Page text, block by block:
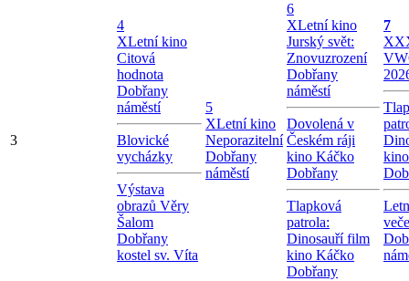
3
4
XLetní kino
Citová
hodnota
Dobřany
náměstí
Blovické
vycházky
Výstava
obrazů Věry
Šalom
Dobřany
kostel sv. Víta
5
XLetní kino
Neporazitelní
Dobřany
náměstí
6
XLetní kino
Jurský svět:
Znovuzrození
Dobřany
náměstí
Dovolená v
Českém ráji
kino Káčko
Dobřany
Tlapková
patrola:
Dinosauří film
kino Káčko
Dobřany
7
X